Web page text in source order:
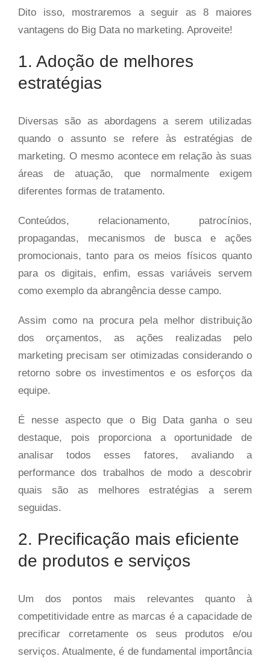
Dito isso, mostraremos a seguir as 8 maiores
vantagens do Big Data no marketing. Aproveite!
1. Adoção de melhores
estratégias
Diversas são as abordagens a serem utilizadas
quando o assunto se refere às estratégias de
marketing. O mesmo acontece em relação às suas
áreas de atuação, que normalmente exigem
diferentes formas de tratamento.
Conteúdos, relacionamento, patrocínios,
propagandas, mecanismos de busca e ações
promocionais, tanto para os meios físicos quanto
para os digitais, enfim, essas variáveis servem
como exemplo da abrangência desse campo.
Assim como na procura pela melhor distribuição
dos orçamentos, as ações realizadas pelo
marketing precisam ser otimizadas considerando o
retorno sobre os investimentos e os esforços da
equipe.
É nesse aspecto que o Big Data ganha o seu
destaque, pois proporciona a oportunidade de
analisar todos esses fatores, avaliando a
performance dos trabalhos de modo a descobrir
quais são as melhores estratégias a serem
seguidas.
2. Precificação mais eficiente
de produtos e serviços
Um dos pontos mais relevantes quanto à
competitividade entre as marcas é a capacidade de
precificar corretamente os seus produtos e/ou
serviços. Atualmente, é de fundamental importância